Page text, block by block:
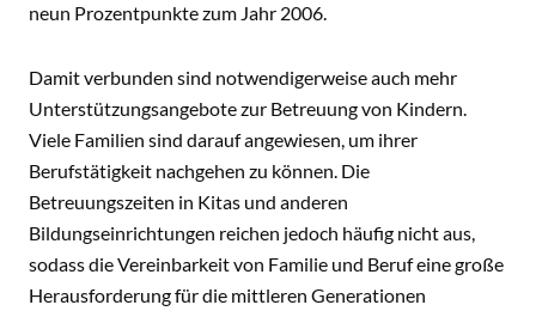
neun Prozentpunkte zum Jahr 2006.
Damit verbunden sind notwendigerweise auch mehr
Unterstützungsangebote zur Betreuung von Kindern.
Viele Familien sind darauf angewiesen, um ihrer
Berufstätigkeit nachgehen zu können. Die
Betreuungszeiten in Kitas und anderen
Bildungseinrichtungen reichen jedoch häufig nicht aus,
sodass die Vereinbarkeit von Familie und Beruf eine große
Herausforderung für die mittleren Generationen